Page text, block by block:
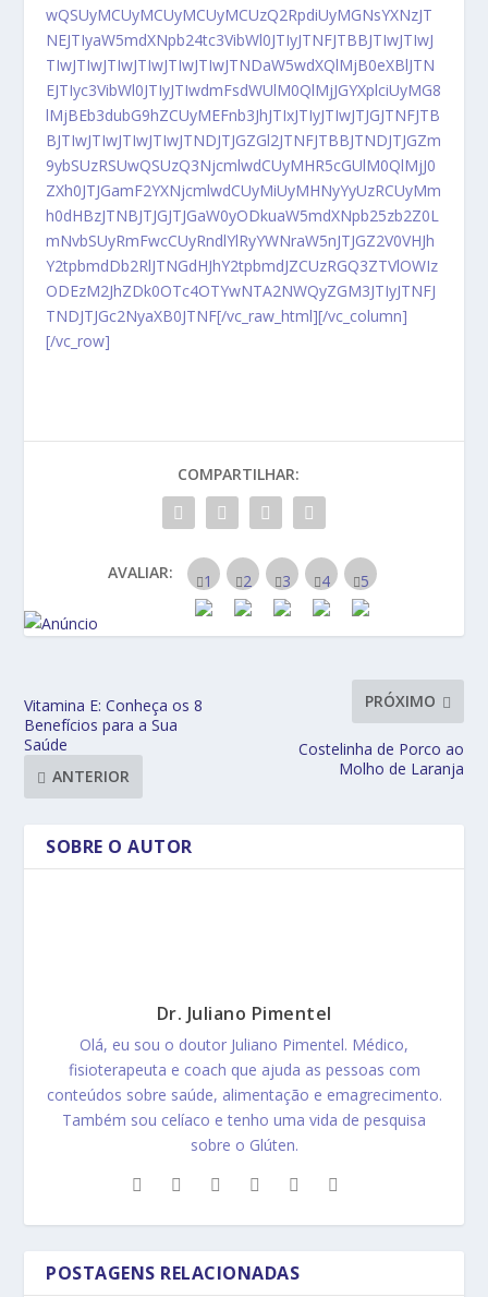
wQSUyMCUyMCUyMCUyMCUzQ2RpdiUyMGNsYXNzJT
NEJTIyaW5mdXNpb24tc3VibWl0JTIyJTNFJTBBJTIwJTIwJ
TIwJTIwJTIwJTIwJTIwJTIwJTNDaW5wdXQlMjB0eXBlJTN
EJTIyc3VibWl0JTIyJTIwdmFsdWUlM0QlMjJGYXplciUyMG8
lMjBEb3dubG9hZCUyMEFnb3JhJTIxJTIyJTIwJTJGJTNFJTB
BJTIwJTIwJTIwJTIwJTNDJTJGZGl2JTNFJTBBJTNDJTJGZm
9ybSUzRSUwQSUzQ3NjcmlwdCUyMHR5cGUlM0QlMjJ0
ZXh0JTJGamF2YXNjcmlwdCUyMiUyMHNyYyUzRCUyMm
h0dHBzJTNBJTJGJTJGaW0yODkuaW5mdXNpb25zb2Z0L
mNvbSUyRmFwcCUyRndlYlRyYWNraW5nJTJGZ2V0VHJh
Y2tpbmdDb2RlJTNGdHJhY2tpbmdJZCUzRGQ3ZTVlOWIz
ODEzM2JhZDk0OTc4OTYwNTA2NWQyZGM3JTIyJTNFJ
TNDJTJGc2NyaXB0JTNF[/vc_raw_html][/vc_column]
[/vc_row]
COMPARTILHAR:
AVALIAR:
Vitamina E: Conheça os 8
Benefícios para a Sua
Saúde
ANTERIOR
PRÓXIMO
Costelinha de Porco ao
Molho de Laranja
SOBRE O AUTOR
Dr. Juliano Pimentel
Olá, eu sou o doutor Juliano Pimentel. Médico,
fisioterapeuta e coach que ajuda as pessoas com
conteúdos sobre saúde, alimentação e emagrecimento.
Também sou celíaco e tenho uma vida de pesquisa
sobre o Glúten.
POSTAGENS RELACIONADAS